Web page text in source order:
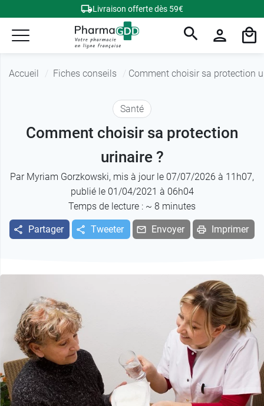
Livraison offerte dès 59€
Accueil Fiches conseils Comment choisir sa protection
Santé
Comment choisir sa protection
urinaire ?
Par Myriam Gorzkowski, mis à jour le 07/07/2026 à 11h07,
publié le 01/04/2021 à 06h04
Temps de lecture : ~ 8 minutes
Partager Tweeter Envoyer Imprimer